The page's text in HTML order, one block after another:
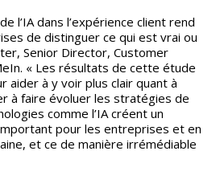
l’IA dans l’expérience client rend
de distinguer ce qui est vrai ou
Senior Director, Customer
« Les résultats de cette étude
aider à y voir plus clair quant à
à faire évoluer les stratégies de
comme l’IA créent un
pour les entreprises et en
et ce de manière irrémédiable